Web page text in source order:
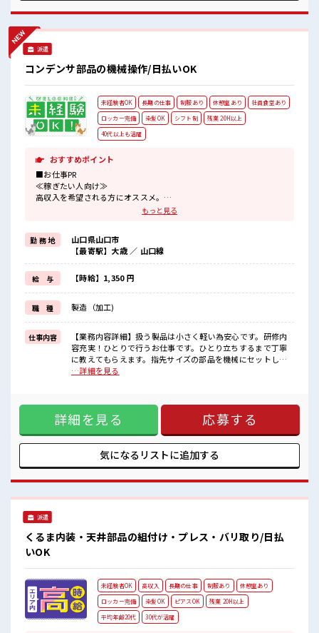
福利厚生が整った派遣のお仕事です！ ■職場の雰囲気 キバツ
過ぎなければ髪色・髪型は自由！ あなたの個性を大事にでき
派遣
コンデンサ部品の機械操作/日払いOK
未経験者OK 長期の仕事 制服あり 休憩室あり
社員食堂あり
ロッカー完備
染髪OK シフト制
残業 20H以上
40代以上も活躍
おすすめポイント
■お仕事PR
≪稼ぎたい人向け≫
高収入を希望される方にオススメ。
残業は月20時間以上あります♪
明るすぎたり奇抜でなければ基本的に自由！
(規定有)≪ラクラク制服アリ≫
制服があるので、
毎日の服装の悩み解消♪
≪未経験でも活躍できる≫
新しいことにチャレンジするのは不安だけど、
しっかり働く環境が整っています！
イチからスキルUP・ステップUP目指していきましょう！
≪自分に合った期間で働ける≫
福利厚生が整った派遣のお仕事です！
■職場の雰囲気
キバツ過ぎなければ髪色・髪型は自由！
ストレス解消☆
残業がしっかりあるお仕事！
もっと見る
勤 務 地
山口県山口市
【最寄駅】大歳 ／ 山口線
給 与 【時給】1,350 円
職 種 製造（加工)
仕事内容
【業務内容詳細】扱う製品は小さく軽い為安心です。研修内
容充実！ひとりで行うお仕事です。ひとり立ちするまで丁寧
に教えてもらえます。指先サイズの部品を機械にセットし、
パネルを操作してボタンを押すだけ。あとは機械が自動で製
平日は混雑知らずの自由な時間を満喫できます！【取扱製品
情報】コンデンサ ■お仕事PR ≪稼ぎたい人向け≫ 高収入を希
望される方にオススメ。 残業は月20時間以上あります♪ ≪髪
色自由で自分らしく働く≫ 明るすぎたり奇抜でなければ基本
的に自由！ (規定有)≪ラクラク制服アリ≫ 制服があるので、
毎日の服装の悩み解消♪ ≪未経験でも活躍できる≫ 新しいこ
っています！ イチからスキルUP・ステップUP目指していき
ましょう！ ≪自分に合った期間で働ける≫ 福利厚生が整った
楽しくおしゃべり！ ストレス解消☆ 残業がしっかりあるお仕
事！
…詳細を見る
詳細を見る 応募する
気になるリストに追加する
派遣
くるま内装・天井部品の組付け・プレス・バリ取り/日払
いOK
未経験者OK 高収入 長期の仕事 制服あり
休憩室あり
ロッカー完備
染髪OK ピアスOK
残業 20H以上
平均年齢20代
30代が活躍